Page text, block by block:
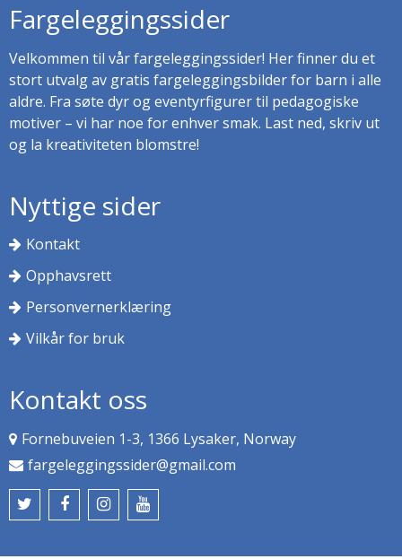
Fargeleggingssider
Velkommen til vår fargeleggingssider! Her finner du et
stort utvalg av gratis fargeleggingsbilder for barn i alle
aldre. Fra søte dyr og eventyrfigurer til pedagogiske
motiver – vi har noe for enhver smak. Last ned, skriv ut
og la kreativiteten blomstre!
Nyttige sider
Kontakt
Opphavsrett
Personvernerklæring
Vilkår for bruk
Kontakt oss
Fornebuveien 1-3, 1366 Lysaker, Norway
fargeleggingssider@gmail.com